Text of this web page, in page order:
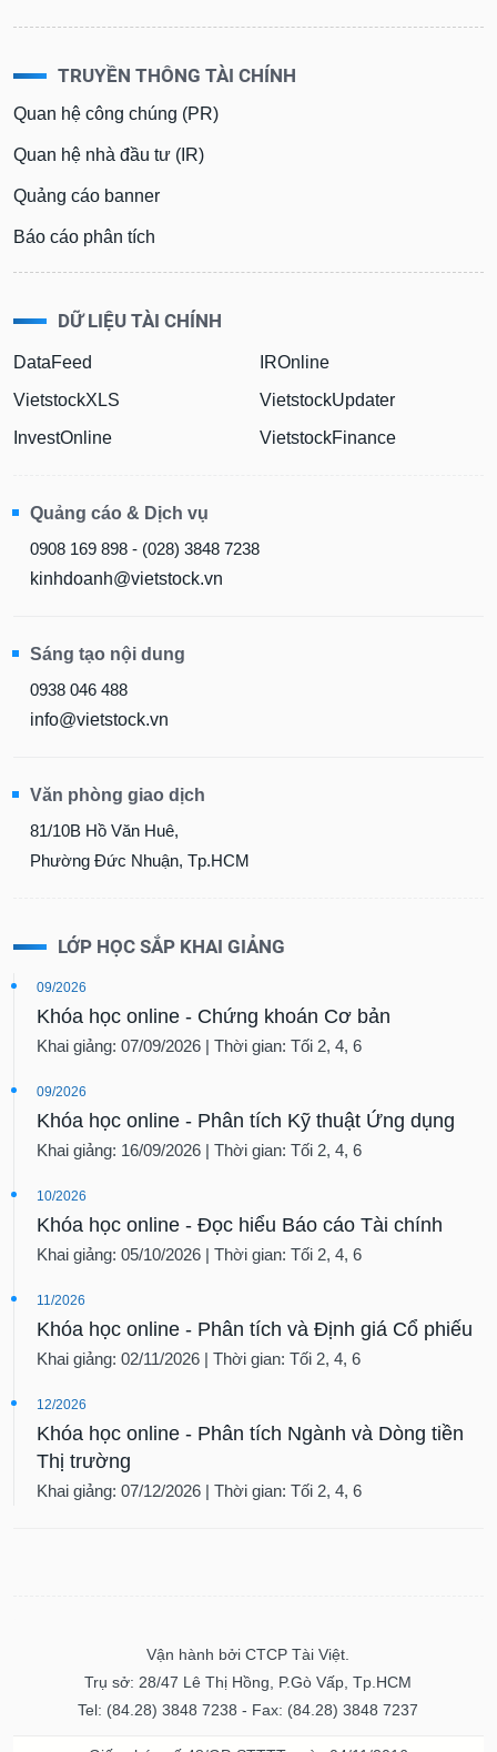
TRUYỀN THÔNG TÀI CHÍNH
Quan hệ công chúng (PR)
Quan hệ nhà đầu tư (IR)
Quảng cáo banner
Báo cáo phân tích
DỮ LIỆU TÀI CHÍNH
DataFeed
VietstockXLS
InvestOnline
IROnline
VietstockUpdater
VietstockFinance
Quảng cáo & Dịch vụ
0908 169 898 - (028) 3848 7238
kinhdoanh@vietstock.vn
Sáng tạo nội dung
0938 046 488
info@vietstock.vn
Văn phòng giao dịch
81/10B Hồ Văn Huê,
Phường Đức Nhuận, Tp.HCM
LỚP HỌC SẮP KHAI GIẢNG
09/2026
Khóa học online - Chứng khoán Cơ bản
Khai giảng: 07/09/2026 | Thời gian: Tối 2, 4, 6
09/2026
Khóa học online - Phân tích Kỹ thuật Ứng dụng
Khai giảng: 16/09/2026 | Thời gian: Tối 2, 4, 6
10/2026
Khóa học online - Đọc hiểu Báo cáo Tài chính
Khai giảng: 05/10/2026 | Thời gian: Tối 2, 4, 6
11/2026
Khóa học online - Phân tích và Định giá Cổ phiếu
Khai giảng: 02/11/2026 | Thời gian: Tối 2, 4, 6
12/2026
Khóa học online - Phân tích Ngành và Dòng tiền
Thị trường
Khai giảng: 07/12/2026 | Thời gian: Tối 2, 4, 6
Vận hành bởi CTCP Tài Việt.
Trụ sở: 28/47 Lê Thị Hồng, P.Gò Vấp, Tp.HCM
Tel: (84.28) 3848 7238 - Fax: (84.28) 3848 7237